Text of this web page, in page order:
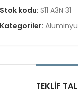
Stok kodu: S11 A3N 31
Kategoriler:
TEKLIF